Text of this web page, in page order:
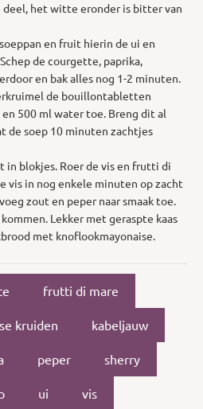
het witte eronder is bitter van
en fruit hierin de ui en
de courgette, paprika,
en bak alles nog 1-2 minuten.
de bouillontabletten
en 500 ml water toe. Breng dit al
de soep 10 minuten zachtjes
in blokjes. Roer de vis en frutti di
vis in nog enkele minuten op zacht
zout en peper naar smaak toe.
Lekker met geraspte kaas
met knoflookmayonaise.
frutti di mare
kruiden kabeljauw
peper sherry
ui vis